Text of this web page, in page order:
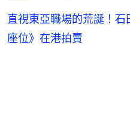
直視東亞職場的荒誕！
座位》在港拍賣